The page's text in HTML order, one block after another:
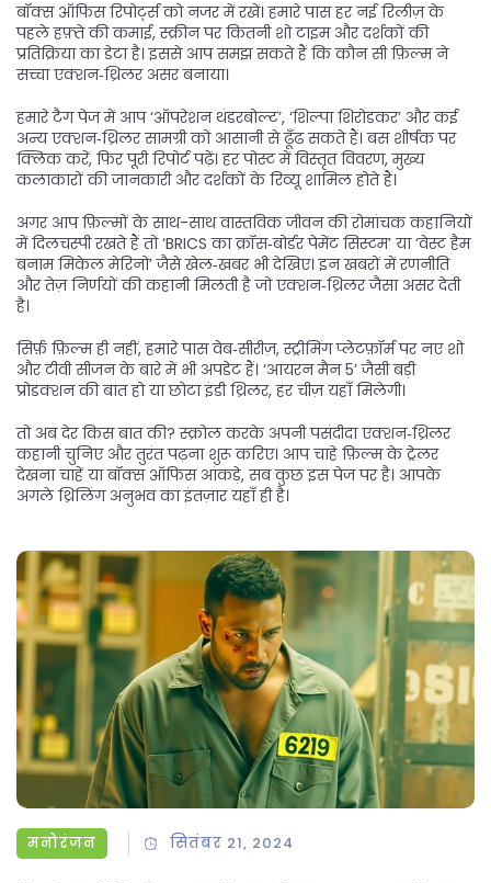
बॉक्स ऑफिस रिपोर्ट्स को नजर में रखें। हमारे पास हर नई रिलीज़ के
पहले हफ़्ते की कमाई, स्क्रीन पर कितनी शो टाइम और दर्शकों की
प्रतिक्रिया का डेटा है। इससे आप समझ सकते हैं कि कौन सी फ़िल्म ने
सच्चा एक्शन‑थ्रिलर असर बनाया।
हमारे टैग पेज में आप ‘ऑपरेशन थंडरबोल्ट’, ‘शिल्पा शिरोडकर’ और कई
अन्य एक्शन‑थ्रिलर सामग्री को आसानी से ढूँढ सकते हैं। बस शीर्षक पर
क्लिक करें, फिर पूरी रिपोर्ट पढ़ें। हर पोस्ट में विस्तृत विवरण, मुख्य
कलाकारों की जानकारी और दर्शकों के रिव्यू शामिल होते हैं।
अगर आप फ़िल्मों के साथ-साथ वास्तविक जीवन की रोमांचक कहानियों
में दिलचस्पी रखते हैं तो ‘BRICS का क्रॉस‑बोर्डर पेमेंट सिस्टम’ या ‘वेस्ट हैम
बनाम मिकेल मेरिनो’ जैसे खेल‑खबर भी देखिए। इन खबरों में रणनीति
और तेज़ निर्णयों की कहानी मिलती है जो एक्शन‑थ्रिलर जैसा असर देती
है।
सिर्फ़ फ़िल्म ही नहीं, हमारे पास वेब‑सीरीज़, स्ट्रीमिंग प्लेटफ़ॉर्म पर नए शो
और टीवी सीजन के बारे में भी अपडेट हैं। ‘आयरन मैन 5’ जैसी बड़ी
प्रोडक्शन की बात हो या छोटा इंडी थ्रिलर, हर चीज़ यहाँ मिलेगी।
तो अब देर किस बात की? स्क्रोल करके अपनी पसंदीदा एक्शन‑थ्रिलर
कहानी चुनिए और तुरंत पढ़ना शुरू करिए। आप चाहे फ़िल्म के ट्रेलर
देखना चाहें या बॉक्स ऑफिस आंकड़े, सब कुछ इस पेज पर है। आपके
अगले थ्रिलिंग अनुभव का इंतज़ार यहाँ ही है।
मनोरंजन सितंबर 21, 2024